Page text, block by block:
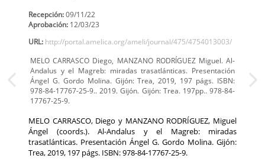
Recepción:09/11/22
Aprobación: 12/03/23
URL: http://portal.amelica.org/ameli/journal/475/4754013003/
MELO CARRASCO Diego, MANZANO RODRÍGUEZ Miguel. Al-
Andalus y el Magreb: miradas trasatlánticas. Presentación
Ángel G. Gordo Molina. Gijón: Trea, 2019, 197 págs. ISBN:
978-84-17767-25-9.. 2019. Gijón. Gijón: Trea. 197pp.. 978-84-
17767-25-9.
MELO CARRASCO, Diego y MANZANO RODRÍGUEZ, Miguel
Ángel (coords.). Al-Andalus y el Magreb: miradas
trasatlánticas. Presentación Ángel G. Gordo Molina. Gijón:
Trea, 2019, 197 págs. ISBN: 978-84-17767-25-9.